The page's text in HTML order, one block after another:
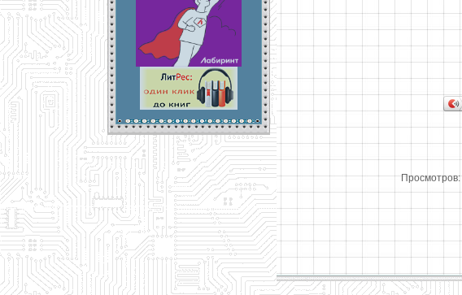
Просмотров: